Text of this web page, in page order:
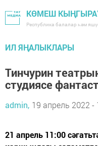
КӨМЕШ
Республика балалар һәм
ИЛ ЯҢАЛЫКЛАРЫ
Тинчурин
студиясе
admin, 19 апрель 2022 -
21 апрель 11:00